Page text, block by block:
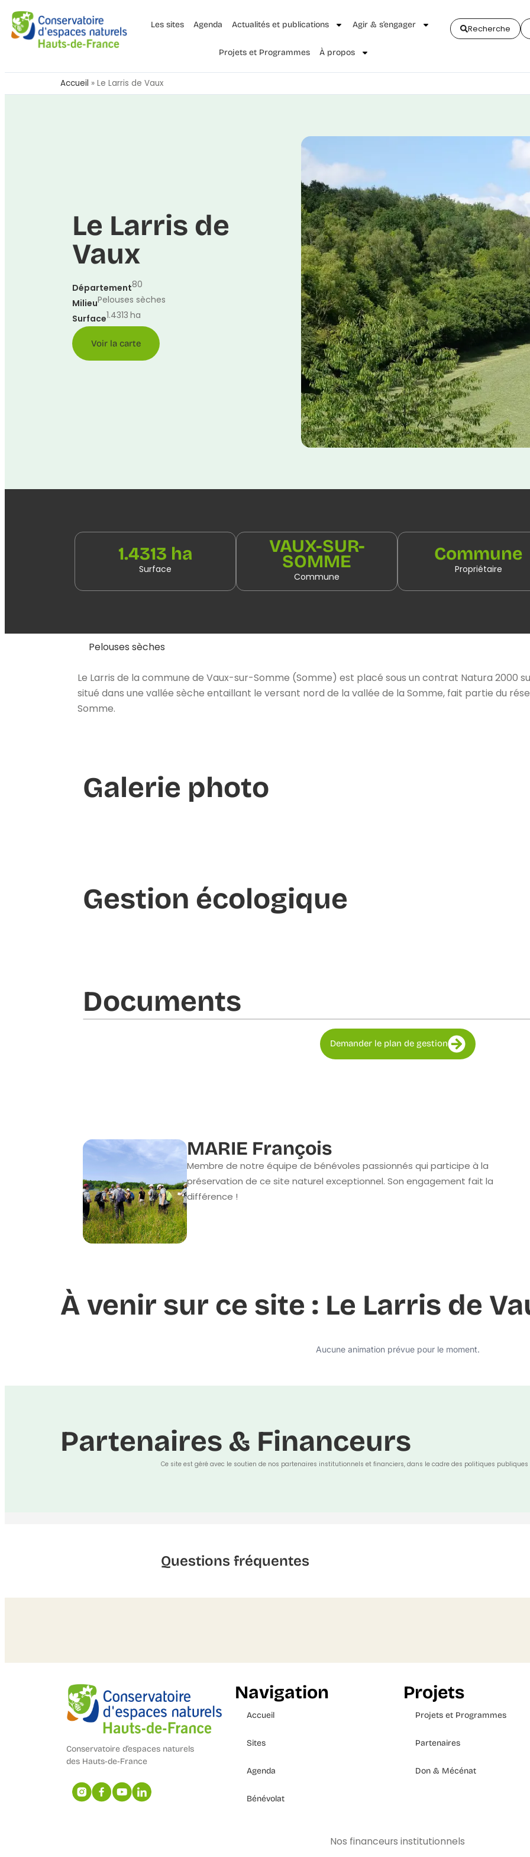
Les sites Agenda Actualités et publications Agir & s’engager
Projets et Programmes À propos
Recherche
Accueil » Le Larris de Vaux
Le Larris de
Vaux
Département80
MilieuPelouses sèches
Surface1.4313 ha
Voir la carte
1.4313 ha
Surface
VAUX-SUR-
SOMME
Commune
Commune
Propriétaire
Pelouses sèches
Le Larris de la commune de Vaux-sur-Somme (Somme) est placé sous un contrat Natura 2000
situé dans une vallée sèche entaillant le versant nord de la vallée de la Somme, fait partie du
Somme.
Galerie photo
Gestion écologique
Documents​
Demander le plan de gestion
MARIE François
Membre de notre équipe de bénévoles passionnés qui participe à la
préservation de ce site naturel exceptionnel. Son engagement fait la
différence !
À venir sur ce site : Le Larris de
Aucune animation prévue pour le moment.
Partenaires & Financeurs
Ce site est géré avec le soutien de nos partenaires institutionnels et financiers, dans le cadre des politiques
Questions fréquentes
Conservatoire d’espaces naturels
des Hauts-de-France
Navigation
Accueil
Sites
Agenda
Bénévolat
Projets
Projets et Programmes
Partenaires
Don & Mécénat
Nos financeurs institutionnels